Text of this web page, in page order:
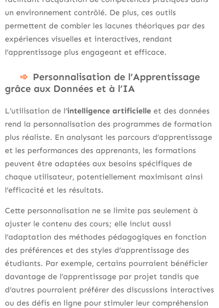
un environnement contrôlé. De plus, ces outils
permettent de combler les lacunes théoriques par des
expériences visuelles et interactives, rendant
l’apprentissage plus engageant et efficace.
Personnalisation de l’Apprentissage
grâce aux Données et à l’IA
L’utilisation de l’intelligence artificielle et des données
rend la personnalisation des programmes de formation
plus réaliste. En analysant les parcours d’apprentissage
et les performances des apprenants, les formations
peuvent être adaptées aux besoins spécifiques de
chaque utilisateur, potentiellement maximisant ainsi
l’efficacité et les résultats.
Cette personnalisation ne se limite pas seulement à
ajuster le contenu des cours; elle inclut aussi
l’adaptation des méthodes pédagogiques en fonction
des préférences et des styles d’apprentissage des
étudiants. Par exemple, certains pourraient bénéficier
davantage de l’apprentissage par projet tandis que
d’autres pourraient préférer des discussions interactives
ou des défis en ligne pour stimuler leur compréhension